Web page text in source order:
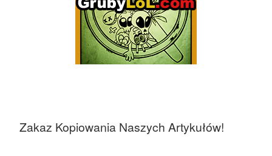
Zakaz Kopiowania Naszych Artykułów!